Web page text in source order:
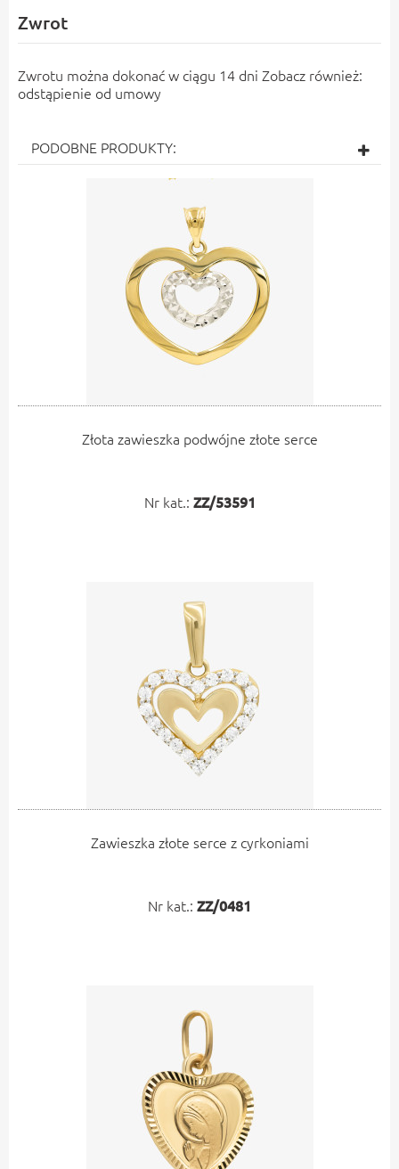
Zwrot
Zwrotu można dokonać w ciągu 14 dni Zobacz również:
odstąpienie od umowy
PODOBNE PRODUKTY:
Złota zawieszka podwójne złote serce
Nr kat.: ZZ/53591
Zawieszka złote serce z cyrkoniami
Nr kat.: ZZ/0481